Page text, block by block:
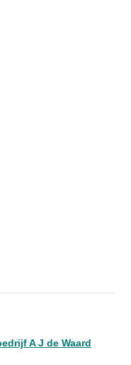
A J de Waard